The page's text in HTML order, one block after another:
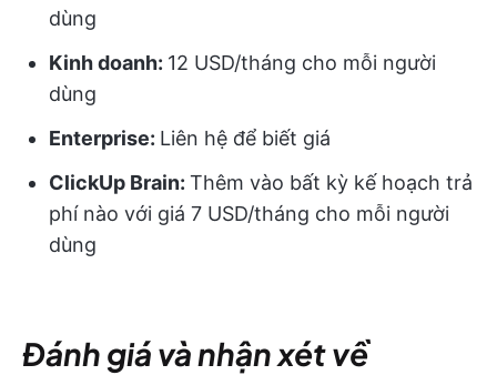
dùng
Kinh doanh: 12 USD/tháng cho mỗi người
dùng
Enterprise: Liên hệ để biết giá
ClickUp Brain: Thêm vào bất kỳ kế hoạch trả
phí nào với giá 7 USD/tháng cho mỗi người
dùng
Đánh giá và nhận xét về